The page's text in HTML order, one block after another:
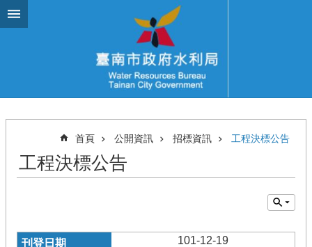
跳到主要內容區塊
首頁 公開資訊 招標資訊 工程決標公告
工程決標公告
101-12-19